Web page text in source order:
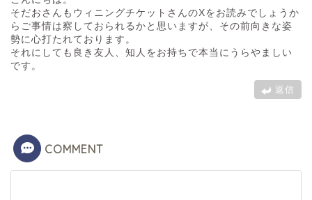
そだおさんもウィニングチケットさんのXをお読みでしょうか
らご事情は察しておられるかと思いますが、その前向きな姿
勢に心打たれております。
それにしても良き友人、知人をお持ちで本当にうらやましい
です。
返信
COMMENT